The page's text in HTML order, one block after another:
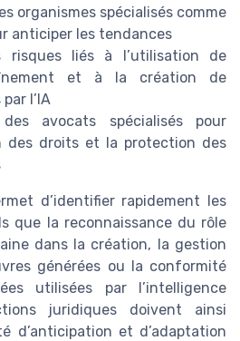
organismes spécialisés comme
anticiper les tendances
risques liés à l’utilisation de
et à la création de
l’IA
avocats spécialisés pour
des droits et la protection des
d’identifier rapidement les
que la reconnaissance du rôle
dans la création, la gestion
générées ou la conformité
utilisées par l’intelligence
juridiques doivent ainsi
d’anticipation et d’adaptation